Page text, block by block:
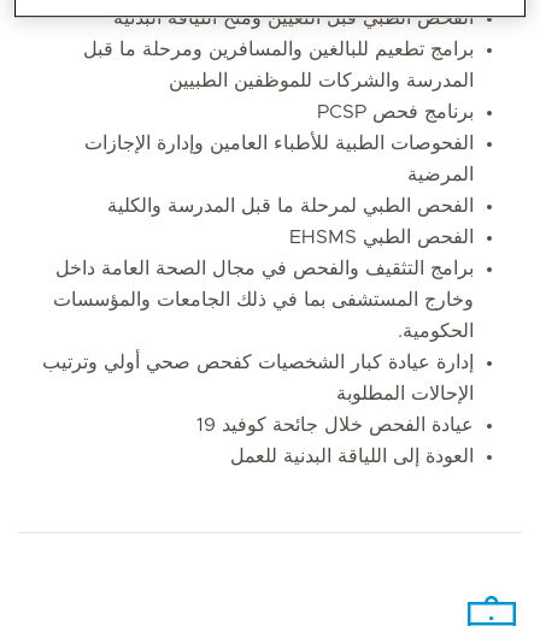
الفحص الطبي قبل التعيين ومنح اللياقة البدنية
برامج تطعيم للبالغين والمسافرين ومرحلة ما قبل
المدرسة والشركات للموظفين الطبيين
برنامج فحص PCSP
الفحوصات الطبية للأطباء العامين وإدارة الإجازات
المرضية
الفحص الطبي لمرحلة ما قبل المدرسة والكلية
الفحص الطبي EHSMS
برامج التثقيف والفحص في مجال الصحة العامة داخل
وخارج المستشفى بما في ذلك الجامعات والمؤسسات
الحكومية.
إدارة عيادة كبار الشخصيات كفحص صحي أولي وترتيب
الإحالات المطلوبة
عيادة الفحص خلال جائحة كوفيد 19
العودة إلى اللياقة البدنية للعمل